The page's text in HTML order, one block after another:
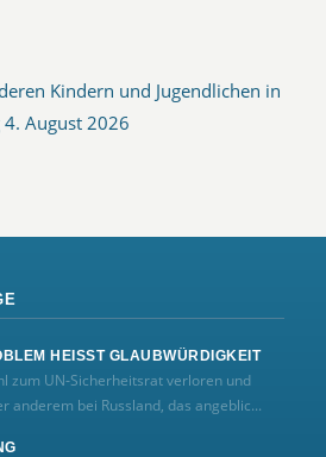
Kindern und Jugendlichen in
4. August 2026
HEISST GLAUBWÜRDIGKEIT
zum UN‑Sicherheitsrat verloren und
anderem bei Russland, das angeblic...